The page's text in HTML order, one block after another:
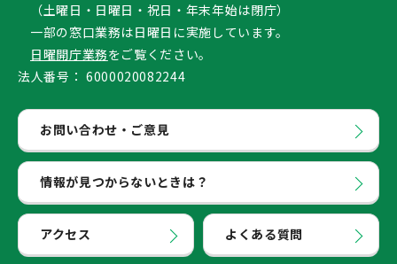
（土曜日・日曜日・祝日・年末年始は閉庁）
一部の窓口業務は日曜日に実施しています。
日曜開庁業務をご覧ください。
法人番号： 6000020082244
お問い合わせ・ご意見
情報が見つからないときは？
アクセス よくある質問